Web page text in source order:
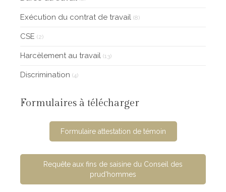
Exécution du contrat de travail (8)
CSE (2)
Harcèlement au travail (13)
Discrimination (4)
Formulaires à télécharger
Formulaire attestation de témoin
Requête aux fins de saisine du Conseil des
prud'hommes